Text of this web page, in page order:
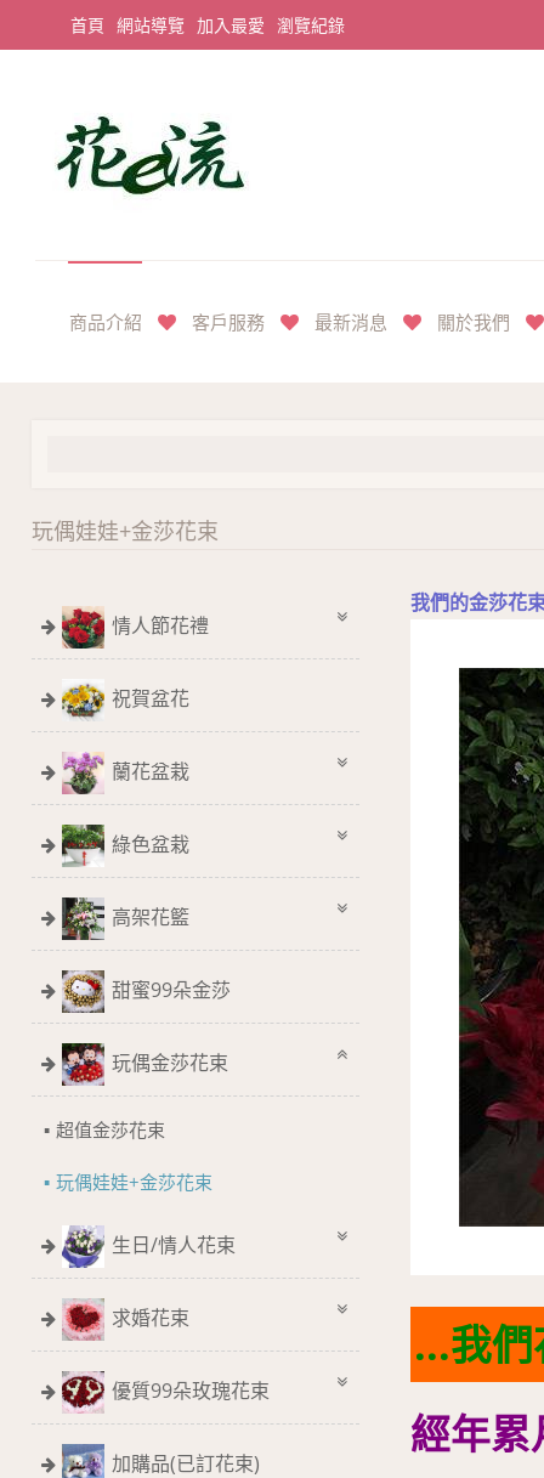
首頁 網站導覽 加入最愛 瀏覽紀錄
商品介紹 客戶服務 最新消息 關於我們
玩偶娃娃+金莎花束
情人節花禮
祝賀盆花
蘭花盆栽
綠色盆栽
高架花籃
甜蜜99朵金莎
玩偶金莎花束
超值金莎花束
玩偶娃娃+金莎花束
生日/情人花束
求婚花束
優質99朵玫瑰花束
加購品(已訂花束)
我們的金莎花
...我
經年